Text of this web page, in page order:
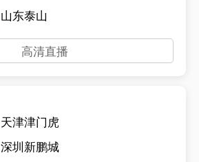
山东泰山
高清直播
天津津门虎
深圳新鹏城